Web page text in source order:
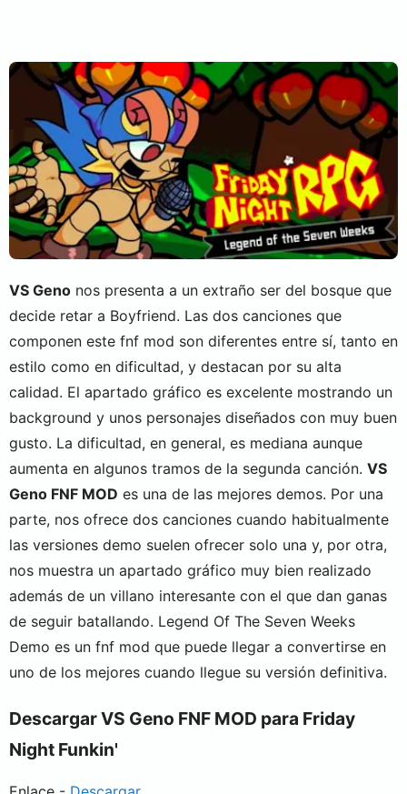
VS Geno nos presenta a un extraño ser del bosque que
decide retar a Boyfriend. Las dos canciones que
componen este fnf mod son diferentes entre sí, tanto en
estilo como en dificultad, y destacan por su alta
calidad. El apartado gráfico es excelente mostrando un
background y unos personajes diseñados con muy buen
gusto. La dificultad, en general, es mediana aunque
aumenta en algunos tramos de la segunda canción. VS
Geno FNF MOD es una de las mejores demos. Por una
parte, nos ofrece dos canciones cuando habitualmente
las versiones demo suelen ofrecer solo una y, por otra,
nos muestra un apartado gráfico muy bien realizado
además de un villano interesante con el que dan ganas
de seguir batallando. Legend Of The Seven Weeks
Demo es un fnf mod que puede llegar a convertirse en
uno de los mejores cuando llegue su versión definitiva.
Descargar VS Geno FNF MOD para Friday
Night Funkin'